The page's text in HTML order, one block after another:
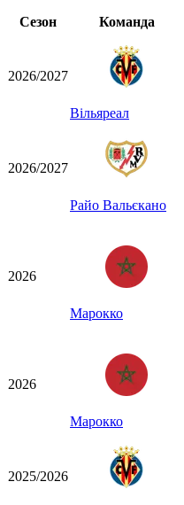
Сезон
Команда
2026/2027
Вільяреал
2026/2027
Райо Вальєкано
2026
Марокко
2026
Марокко
2025/2026